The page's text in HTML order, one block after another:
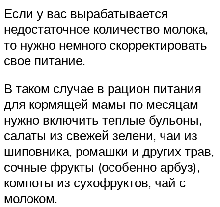
Если у вас вырабатывается
недостаточное количество молока,
то нужно немного скорректировать
свое питание.
В таком случае в рацион питания
для кормящей мамы по месяцам
нужно включить теплые бульоны,
салаты из свежей зелени, чаи из
шиповника, ромашки и других трав,
сочные фрукты (особенно арбуз),
компоты из сухофруктов, чай с
молоком.